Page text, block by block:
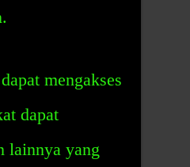
mengakses
dapat
lainnya yang